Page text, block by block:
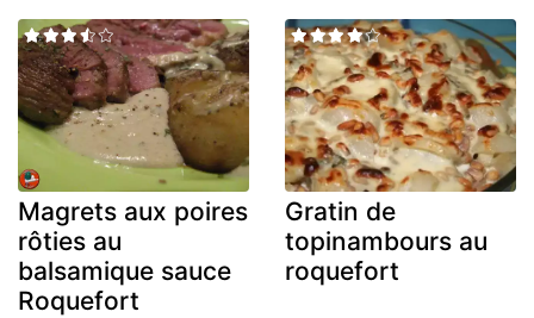
Magrets aux poires
rôties au
balsamique sauce
Roquefort
Gratin de
topinambours au
roquefort